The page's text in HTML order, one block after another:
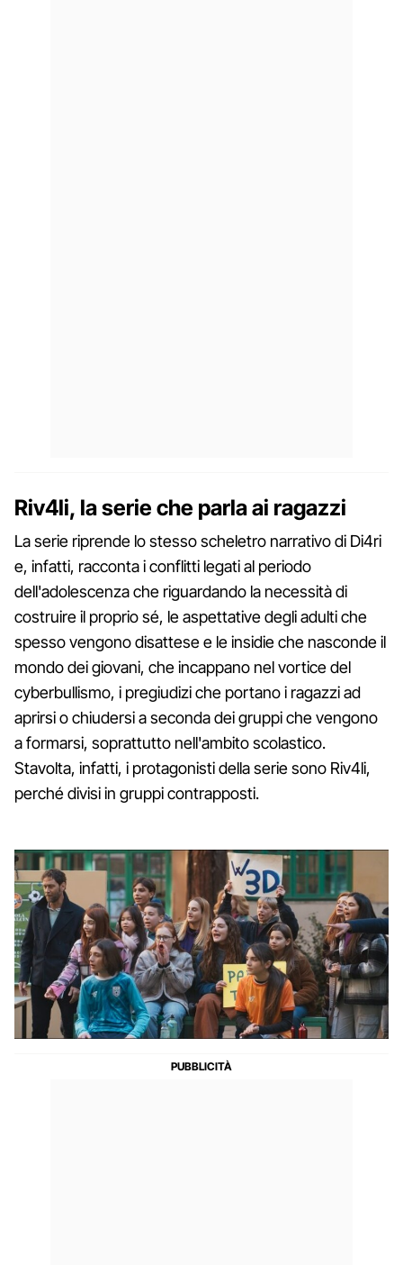
Riv4li, laserie che parla ai ragazzi
La serie riprende lo stesso scheletro narrativo di Di4ri
e, infatti, racconta i conflitti legati al periodo
dell'adolescenza che riguardando la necessità di
costruire il proprio sé, le aspettative degli adulti che
spesso vengono disattese e le insidie che nasconde il
mondo dei giovani, che incappano nel vortice del
cyberbullismo, i pregiudizi che portano i ragazzi ad
aprirsi o chiudersi a seconda dei gruppi che vengono
a formarsi, soprattutto nell'ambito scolastico.
Stavolta, infatti, i protagonisti della serie sono Riv4li,
perché divisi in gruppi contrapposti.